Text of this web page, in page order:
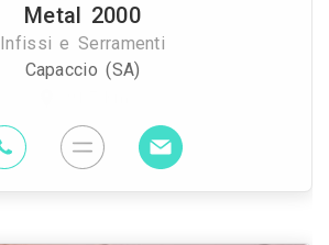
Metal 2000
Infissi e Serramenti
Capaccio (SA)